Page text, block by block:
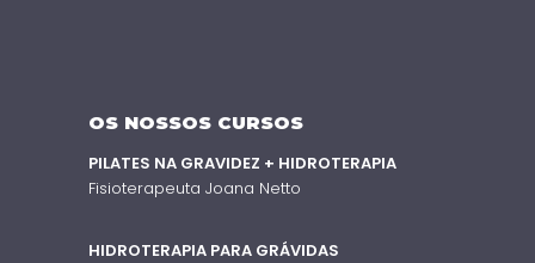
OS NOSSOS CURSOS
PILATES NA GRAVIDEZ + HIDROTERAPIA
Fisioterapeuta Joana Netto
HIDROTERAPIA PARA GRÁVIDAS